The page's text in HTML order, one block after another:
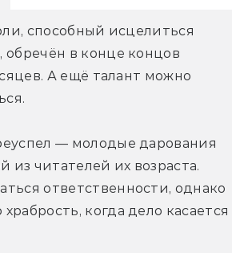
способный исцелиться
в конце концов
А ещё талант можно
— молодые дарования
из читателей их возраста.
ответственности, однако
когда дело касается